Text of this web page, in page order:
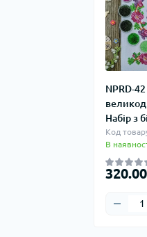
NPRD-
Набір з
Код
В